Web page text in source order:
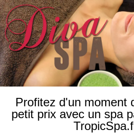
Profitez d'un moment
petit prix avec un spa